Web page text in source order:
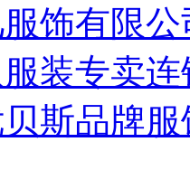
饰有限公
装专卖
斯品牌